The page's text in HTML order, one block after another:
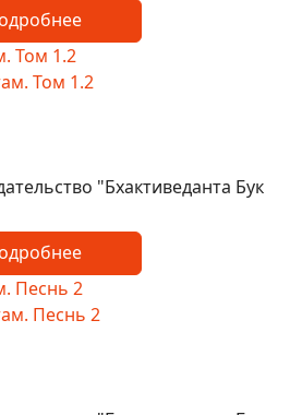
Том 1.2
"Бхактиведанта Бук
Песнь 2